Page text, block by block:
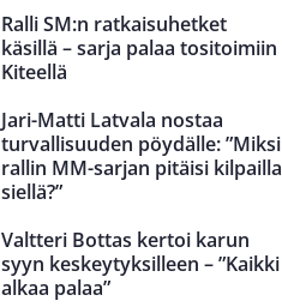
Ralli SM:n ratkaisuhetket
käsillä – sarja palaa tositoimiin
Kiteellä
Jari-Matti Latvala nostaa
turvallisuuden pöydälle: ”Miksi
rallin MM-sarjan pitäisi kilpailla
siellä?”
Valtteri Bottas kertoi karun
syyn keskeytyksilleen – ”Kaikki
alkaa palaa”